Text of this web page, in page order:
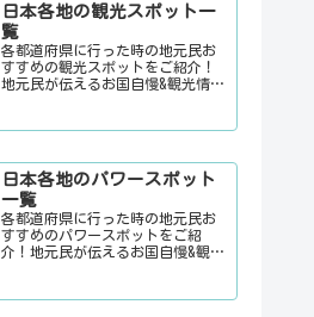
日本各地の観光スポット一
覧
各都道府県に行った時の地元民お
すすめの観光スポットをご紹介！
地元民が伝えるお国自慢&観光情報
時に、ちょっとした話のネタにご
日本各地のパワースポット
一覧
各都道府県に行った時の地元民お
すすめのパワースポットをご紹
介！地元民が伝えるお国自慢&観光
する時に、ちょっとした話のネタ